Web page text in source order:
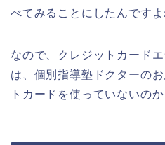
べてみることにしたんですよ
なので、クレジットカード
は、個別指導塾ドクターの
トカードを使っていないの